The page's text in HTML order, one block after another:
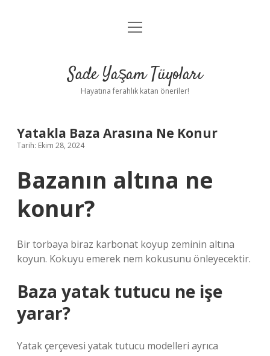
Anasayfa
Yasal Uyarı
menüyü
Sade Yaşam Tüyoları
Hayatına ferahlık katan öneriler!
Yatakla Baza Arasına Ne Konur
Tarih: Ekim 28, 2024
Bazanın altına ne
konur?
Bir torbaya biraz karbonat koyup zeminin altına
koyun. Kokuyu emerek nem kokusunu önleyecektir.
Baza yatak tutucu ne işe
yarar?
Yatak çerçevesi yatak tutucu modelleri ayrıca